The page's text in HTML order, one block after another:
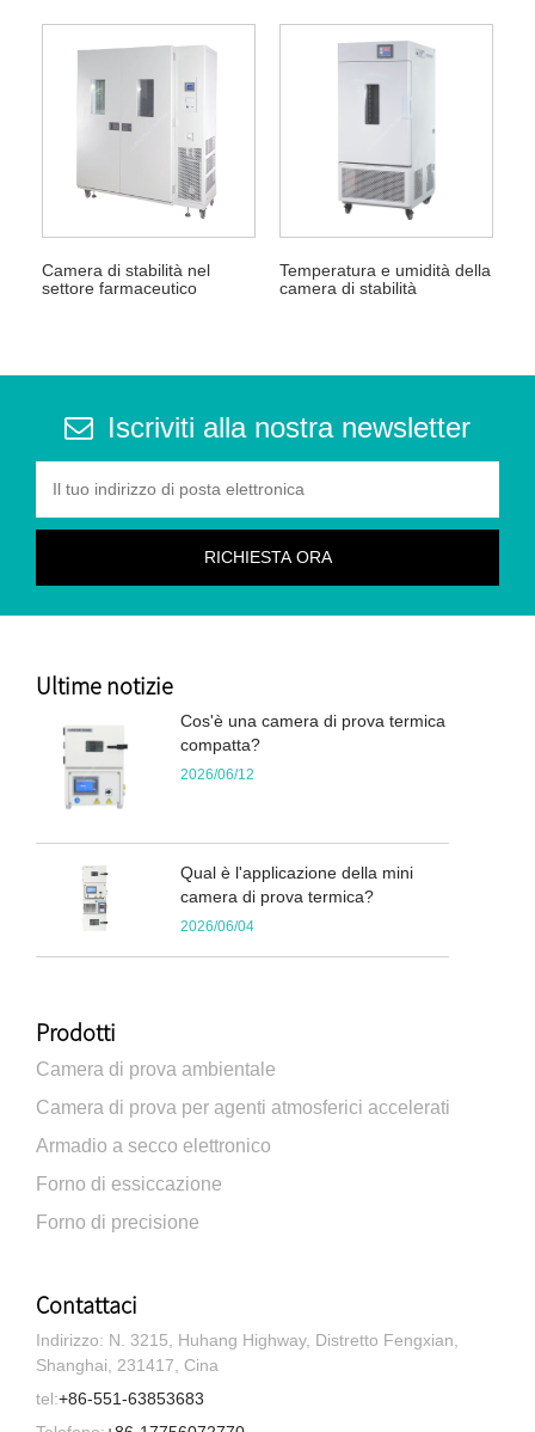
Camera di stabilità nel
settore farmaceutico
Temperatura e umidità della
camera di stabilità
Iscriviti alla nostra newsletter
Ultime notizie
Cos'è una camera di prova termica
compatta?
2026/06/12
Qual è l'applicazione della mini
camera di prova termica?
2026/06/04
Prodotti
Camera di prova ambientale
Camera di prova per agenti atmosferici accelerati
Armadio a secco elettronico
Forno di essiccazione
Forno di precisione
Contattaci
Indirizzo: N. 3215, Huhang Highway, Distretto Fengxian,
Shanghai, 231417, Cina
tel:+86-551-63853683